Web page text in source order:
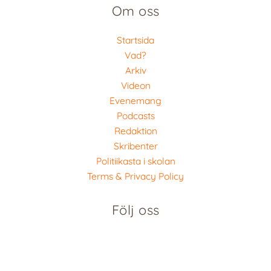
Om oss
Startsida
Vad?
Arkiv
Videon
Evenemang
Podcasts
Redaktion
Skribenter
Politiikasta i skolan
Terms & Privacy Policy
Följ oss